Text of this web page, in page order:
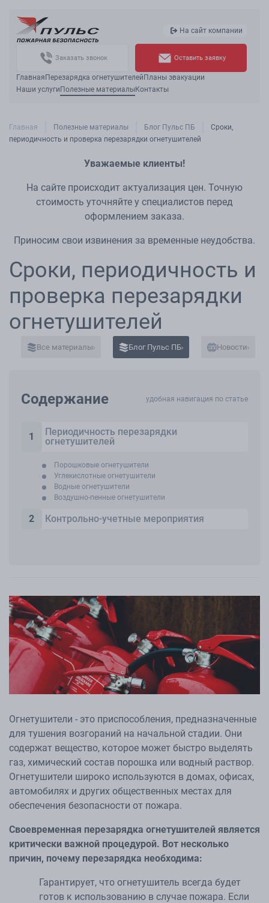
На сайт компании
Заказать звонок Оставить заявку
Главная Перезарядка огнетушителей Планы эвакуации
Наши услуги Полезные материалыКонтакты
Главная Полезные материалы Блог Пульс ПБ
Сроки,
периодичность и проверка перезарядки огнетушителей
Уважаемые клиенты!
На сайте происходит актуализация цен. Точную
стоимость уточняйте у специалистов перед
оформлением заказа.
Приносим свои извинения за временные неудобства.
Сроки, периодичность и
проверка перезарядки
огнетушителей
Все материалы Блог Пульс ПБ Новости
Содержание
Периодичность перезарядки
огнетушителей
Порошковые огнетушители
Углекислотные огнетушители
Водные огнетушители
Воздушно-пенные огнетушители
Контрольно-учетные мероприятия
Огнетушители - это приспособления, предназначенные
для тушения возгораний на начальной стадии. Они
содержат вещество, которое может быстро выделять
газ, химический состав порошка или водный раствор.
Огнетушители широко используются в домах, офисах,
автомобилях и других общественных местах для
обеспечения безопасности от пожара.
Своевременная перезарядка огнетушителей является
критически важной процедурой. Вот несколько
причин, почему перезарядка необходима:
Гарантирует, что огнетушитель всегда будет
готов к использованию в случае пожара. Если